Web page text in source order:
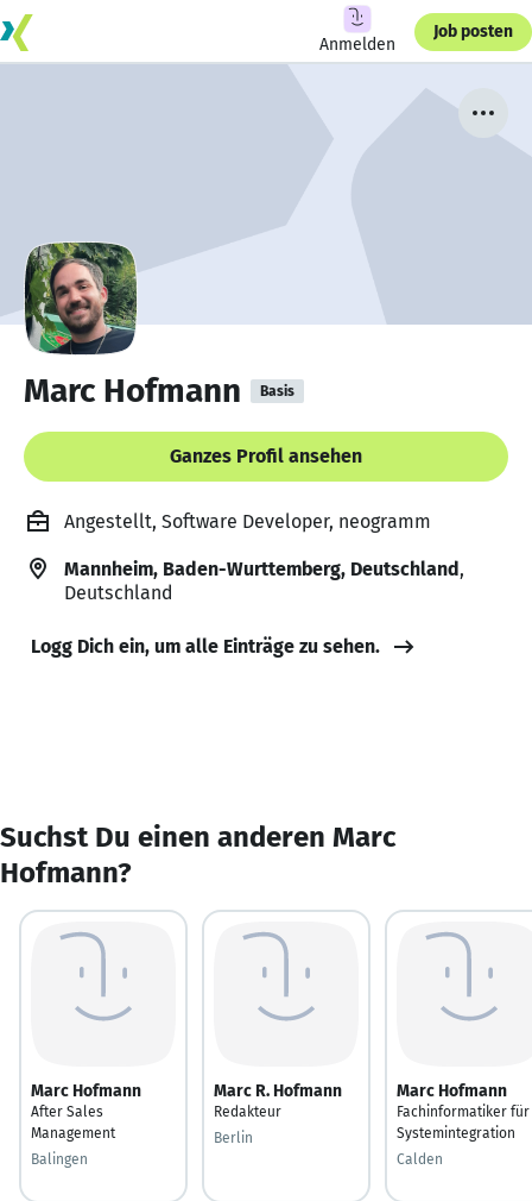
Anmelden
Job posten
Marc Hofmann Basis
Ganzes Profil ansehen
Angestellt, Software Developer, neogramm
Mannheim, Baden-Wurttemberg, Deutschland,
Deutschland
Logg Dich ein, um alle Einträge zu sehen.
Suchst Du einen anderen Marc
Hofmann?
Marc Hofmann
After Sales
Management
Balingen
Marc R. Hofmann
Redakteur
Berlin
Marc Hofmann
Fachinformatiker für
Systemintegration
Calden